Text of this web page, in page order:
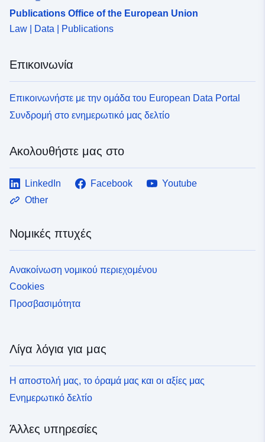
Publications Office of the European Union
Law | Data | Publications
Επικοινωνία
Επικοινωνήστε με την ομάδα του European Data Portal
Συνδρομή στο ενημερωτικό μας δελτίο
Ακολουθήστε μας στο
LinkedIn Facebook
Youtube
Other
Νομικές πτυχές
Ανακοίνωση νομικού περιεχομένου
Cookies
Προσβασιμότητα
Λίγα λόγια για μας
Η αποστολή μας, το όραμά μας και οι αξίες μας
Ενημερωτικό δελτίο
Άλλες υπηρεσίες